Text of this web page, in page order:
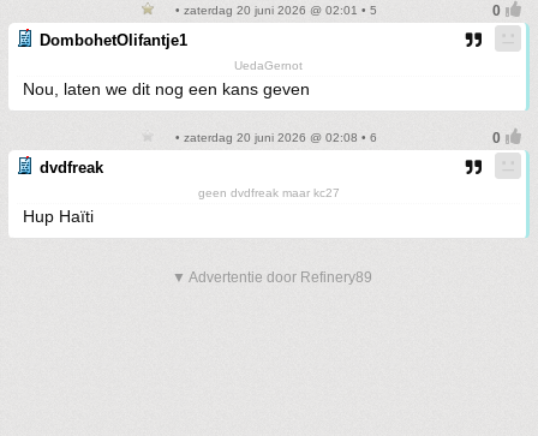
• zaterdag 20 juni 2026 @ 02:01 • 5
DombohetOlifantje1
UedaGernot
Nou, laten we dit nog een kans geven
• zaterdag 20 juni 2026 @ 02:08 • 6
dvdfreak
geen dvdfreak maar kc27
Hup Haïti
▼ Advertentie door Refinery89